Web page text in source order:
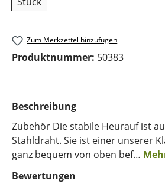
Zum Merkzettel hinzufügen
Produktnummer: 50383
Beschreibung
Zubehör Die stabile Heurauf ist
Stahldraht. Sie ist einer unserer
ganz bequem von oben bef…
Bewertungen